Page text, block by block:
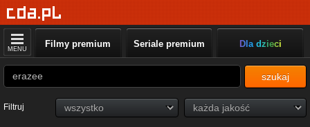
MENU Filmy premium Seriale premium Dla dzieci
szukaj
Filtruj